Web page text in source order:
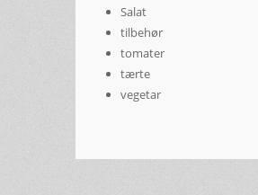
Salat
tilbehør
tomater
tærte
vegetar